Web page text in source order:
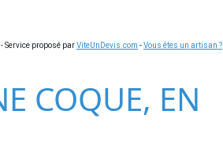
- Service proposé parViteUnDevis.com -Vous êtes un artisan ?
COQUE, EN